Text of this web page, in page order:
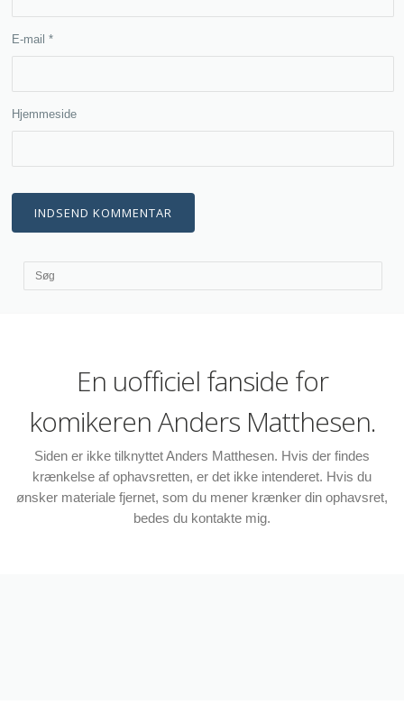
E-mail*
Hjemmeside
En uofficiel fanside for
komikeren Anders Matthesen.
Siden er ikke tilknyttet Anders Matthesen. Hvis der findes
krænkelse af ophavsretten, er det ikke intenderet. Hvis du
ønsker materiale fjernet, som du mener krænker din ophavsret,
bedes du kontakte mig.